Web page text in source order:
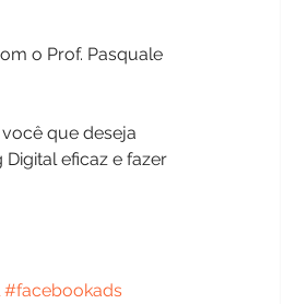
o Prof. Pasquale
que deseja
eficaz e fazer
#facebookads